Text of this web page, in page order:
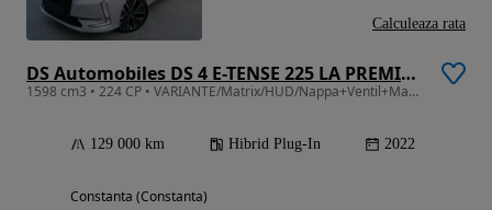
DS Automobiles DS 4 E-TENSE 225 LA PREMIÈRE
1598 cm3 • 224 CP • VARIANTE/Matrix/HUD/Nappa+Ventil+Masaj/360'/Carlig/etc.
129 000 km Hibrid Plug-In 2022
Constanta (Constanta)
Calculeaza rata